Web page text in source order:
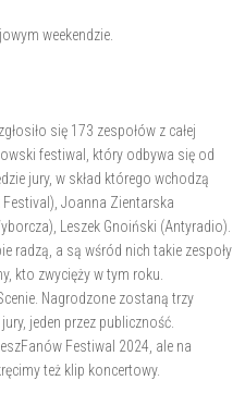
weekendzie.
się 173 zespołów z całej
festiwal, który odbywa się od
jury, w skład którego wchodzą
Festival), Joanna Zientarska
Leszek Gnoiński (Antyradio).
radzą, a są wśród nich takie zespoły
kto zwycięży w tym roku.
Nagrodzone zostaną trzy
jeden przez publiczność.
Festiwal 2024, ale na
też klip koncertowy.